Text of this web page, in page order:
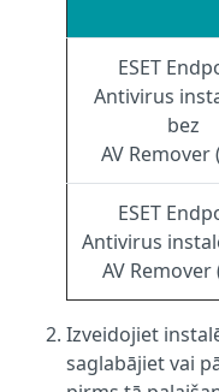
ESET
Antivirus
bez
AV Remover
ESET
Antivirus
AV Remover
Izveidojiet
saglabājiet vai